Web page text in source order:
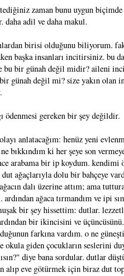
zaman bunu uygun biçimde
adil ve daha makul.
birisi olduğunu biliyorum.
başka insanları incitirsiniz. bu
bu bir günah değil midir? aileni
günah değil mi? size yakın olan
ödenmesi gereken bir şey değildir.
anlatacağım: henüz yeni
bıkkındım ki her şeye son
arabama bir ip koydum.
ağaçlarıyla dolu bir bahçeye
dalı üzerine attım; ama
ağaca tırmandım ve ipi
bir şey hissettim: dutlar.
bir ikincisini ve
farkına vardım. o ne
giden çocukların seslerini
diye bana sordular. dutlar
alıp eve götürmek için biraz dut